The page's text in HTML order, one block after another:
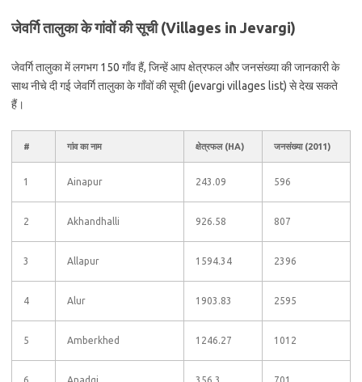
जेवर्गि तालुका के गांवों की सूची (Villages in Jevargi)
जेवर्गि तालुका में लगभग 150 गाँव हैं, जिन्हें आप क्षेत्रफल और जनसंख्या की जानकारी के
साथ नीचे दी गई जेवर्गि तालुका के गाँवों की सूची (jevargi villages list) से देख सकते
हैं।
# गांव का नाम क्षेत्रफल (HA) जनसंख्या (2011)
1 Ainapur 243.09 596
2 Akhandhalli 926.58 807
3 Allapur 1594.34 2396
4 Alur 1903.83 2595
5 Amberkhed 1246.27 1012